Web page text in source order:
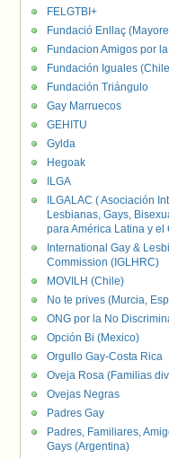
FELGTBI+
Fundació Enllaç
Fundacion Amigos por
Fundación Iguales
Fundación Triángulo
Gay Marruecos
GEHITU
Gylda
Hegoak
ILGA
ILGALAC ( Asociación
Lesbianas, Gays,
para América Latina y el
International Gay &
Commission (IGLHRC)
MOVILH (Chile)
No te prives (Murcia,
ONG por la No
Opción Bi (Mexico)
Orgullo Gay-Costa Rica
Oveja Rosa (Familias
Ovejas Negras
Padres Gay
Padres, Familiares,
Gays (Argentina)